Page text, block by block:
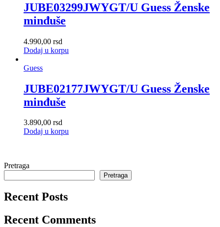
JUBE03299JWYGT/U Guess Ženske
minđuše
4.990,00 rsd
Dodaj u korpu
Guess
JUBE02177JWYGT/U Guess Ženske
minđuše
3.890,00 rsd
Dodaj u korpu
Pretraga
Pretraga
Recent Posts
Recent Comments